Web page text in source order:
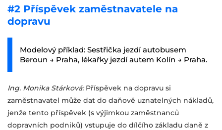
#2 Příspěvek zaměstnavatele na
dopravu
Modelový příklad: Sestřička jezdí autobusem
Beroun → Praha, lékařky jezdí autem Kolín → Praha.
Ing. Monika Stárková:Příspěvek na dopravu si
zaměstnavatel může dat do daňově uznatelných nákladů,
jenže tento příspěvek (s výjimkou zaměstnanců
dopravních podniků) vstupuje do dílčího základu daně z